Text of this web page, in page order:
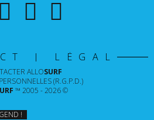
| LÉGAL
ALLOSURF
(R.G.P.D.)
™ 2005 - 2026 ©
!